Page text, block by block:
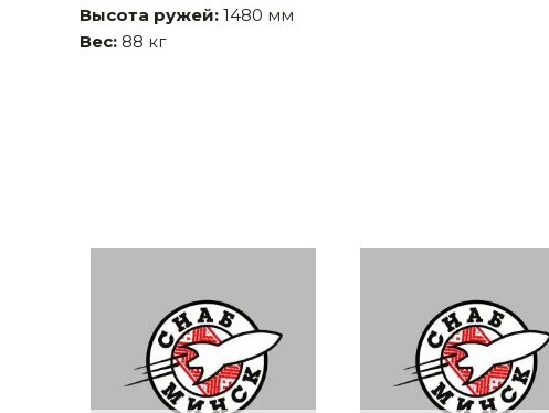
Товары для дома
Высота ружей: 1480 мм
Вес: 88 кг